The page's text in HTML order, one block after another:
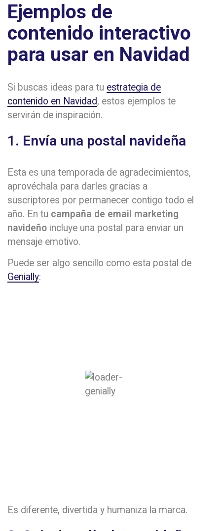
Ejemplos de
contenido interactivo
para usar en Navidad
Si buscas ideas para tu estrategia de
contenido en Navidad, estos ejemplos te
servirán de inspiración.
1. Envía una postal navideña
Esta es una temporada de agradecimientos,
aprovéchala para darles gracias a
suscriptores por permanecer contigo todo el
año. En tu campaña de email marketing
navideño incluye una postal para enviar un
mensaje emotivo.
Puede ser algo sencillo como esta postal de
Genially:
Es diferente, divertida y humaniza la marca.